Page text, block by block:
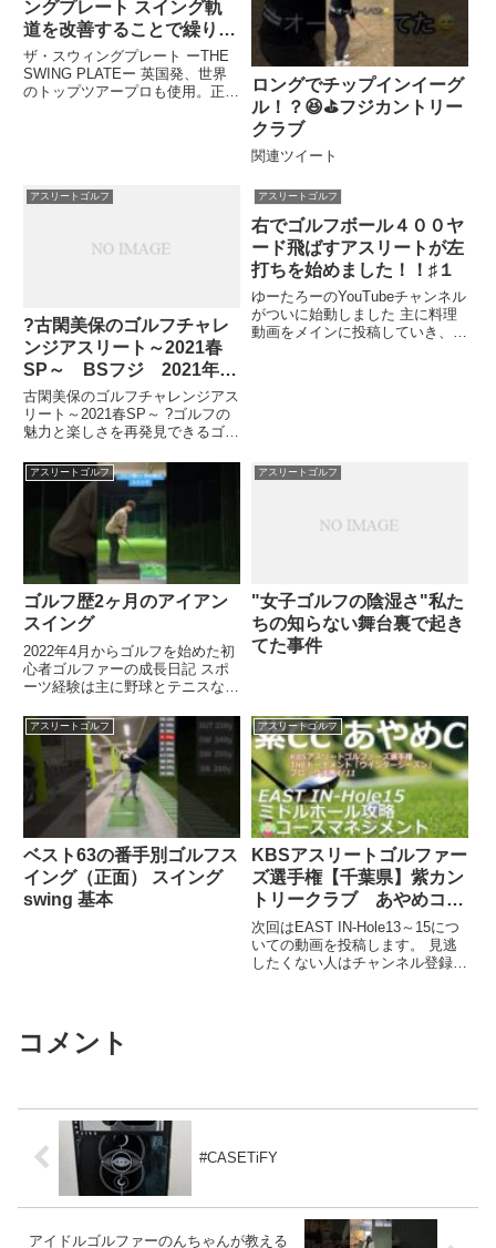
ングプレート スイング軌
道を改善することで繰り返
し可能なゴルフスイングを
実現するゴルフ練習器具
ザ・スウィングプレート ーTHE
SWING PLATEー 英国発、世界
のトップツアープロも使用。正し
ロングでチップインイーグ
ル！？😆⛳️フジカントリー
クラブ
関連ツイート
アスリートゴルフ
?古閑美保のゴルフチャレ
ンジアスリート～2021春
SP～ BSフジ 2021年3
月6日は第2回目の再放送で
す！お見逃しなく！！
古閑美保のゴルフチャレンジアス
リート～2021春SP～ ?ゴルフの
魅力と楽しさを再発見できるゴル
BSフジ 土曜日17：00～ 放送
中！関連ツイート
アスリートゴルフ
右でゴルフボール４００ヤ
ード飛ばすアスリートが左
打ちを始めました！！♯１
ゆーたろーのYouTubeチャンネル
がついに始動しました 主に料理
動画をメインに投稿していき、ゴ
アスリートゴルフ
ゴルフ歴2ヶ月のアイアン
スイング
2022年4月からゴルフを始めた初
心者ゴルファーの成長日記 スポ
ーツ経験は主に野球とテニスなど
...関連ツイート
アスリートゴルフ
"女子ゴルフの陰湿さ"私た
ちの知らない舞台裏で起き
てた事件
アスリートゴルフ
ベスト63の番手別ゴルフス
イング（正面） スイング
swing 基本
アスリートゴルフ
KBSアスリートゴルファー
ズ選手権【千葉県】紫カン
トリークラブ あやめコー
ス（EAST IN-Hole15）ミ
ドルホール攻略(コースマ
ネジメント）、ゴルフ場予
次回はEAST IN-Hole13～15につ
いての動画を投稿します。 見逃
したくない人はチャンネル登録し
コメント
#CASETiFY
アイドルゴルファーのんちゃんが教える